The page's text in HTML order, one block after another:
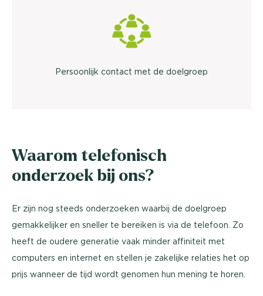
Persoonlijk contact met de doelgroep
Waarom telefonisch
onderzoek bij ons?
Er zijn nog steeds onderzoeken waarbij de doelgroep
gemakkelijker en sneller te bereiken is via de telefoon. Zo
heeft de oudere generatie vaak minder affiniteit met
computers en internet en stellen je zakelijke relaties het op
prijs wanneer de tijd wordt genomen hun mening te horen.